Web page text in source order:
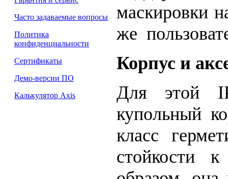
Часто задаваемые вопросы
Политика
конфиденциальности
Сертификаты
Демо-версии ПО
Калькулятор Axis
маскировки
же
Корпус и
Для этой
купольный
класс
стойкости